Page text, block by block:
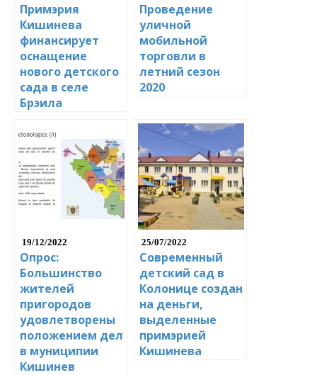
Примэрия
Кишинева
финансирует
оснащение
нового детского
сада в селе
Брэила
Проведение
уличной
мобильной
торговли в
летний сезон
2020
19/12/2022
Опрос:
Большинство
жителей
пригородов
удовлетворены
положением дел
в муниципии
Кишинев
25/07/2022
Современный
детский сад в
Колонице создан
на деньги,
выделенные
примэрией
Кишинева